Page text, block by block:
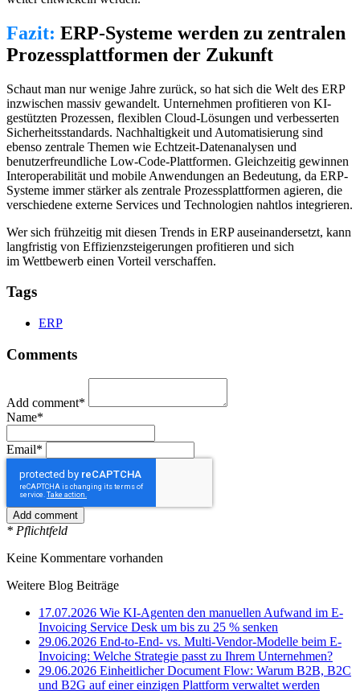
Fazit: ERP-Systeme werden zu zentralen
Prozessplattformen der Zukunft
Schaut man nur wenige Jahre zurück, so hat sich die Welt des ERP
inzwischen massiv gewandelt. Unternehmen profitieren von KI-
gestützten Prozessen, flexiblen Cloud-Lösungen und verbesserten
Sicherheitsstandards. Nachhaltigkeit und Automatisierung sind
ebenso zentrale Themen wie Echtzeit-Datenanalysen und
benutzerfreundliche Low-Code-Plattformen. Gleichzeitig gewinnen
Interoperabilität und mobile Anwendungen an Bedeutung, da ERP-
Systeme immer stärker als zentrale Prozessplattformen agieren, die
verschiedene externe Services und Technologien nahtlos integrieren.
Wer sich frühzeitig mit diesen Trends in ERP auseinandersetzt, kann
langfristig von Effizienzsteigerungen profitieren und sich
im Wettbewerb einen Vorteil verschaffen.
Tags
ERP
Comments
Add comment*
Name*
Email*
* Pflichtfeld
Keine Kommentare vorhanden
Weitere Blog Beiträge
17.07.2026 Wie KI-Agenten den manuellen Aufwand im E-
Invoicing Service Desk um bis zu 25 % senken
29.06.2026 End-to-End- vs. Multi-Vendor-Modelle beim E-
Invoicing: Welche Strategie passt zu Ihrem Unternehmen?
29.06.2026 Einheitlicher Document Flow: Warum B2B, B2C
und B2G auf einer einzigen Plattform verwaltet werden